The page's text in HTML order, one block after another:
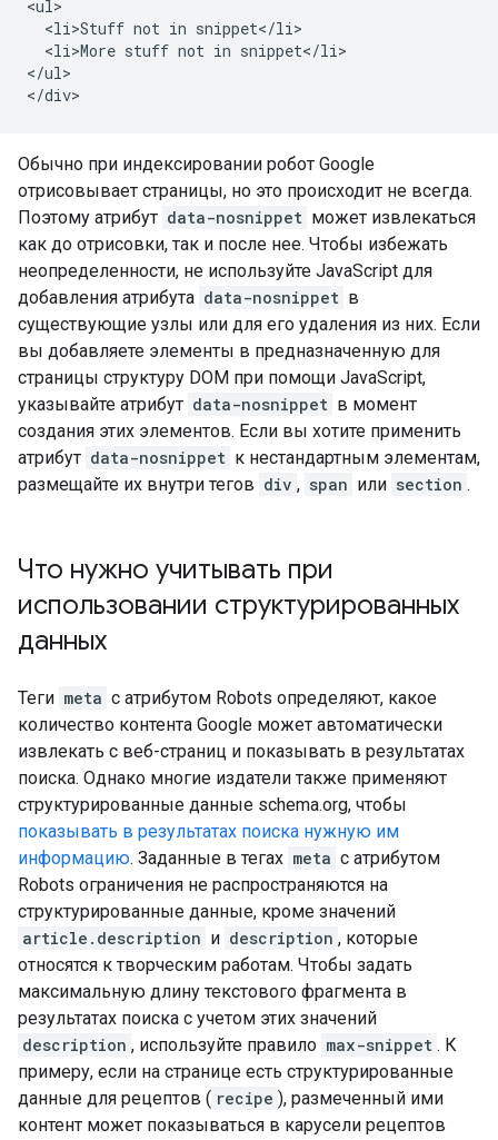
<ul>
  <li>Stuff not in snippet</li>
  <li>More stuff not in snippet</li>
</ul>
</div>
Обычно при индексировании робот Google
отрисовывает страницы, но это происходит не всегда.
Поэтому атрибут data-nosnippet может извлекаться
как до отрисовки, так и после нее. Чтобы избежать
неопределенности, не используйте JavaScript для
добавления атрибута data-nosnippet в
существующие узлы или для его удаления из них. Если
вы добавляете элементы в предназначенную для
страницы структуру DOM при помощи JavaScript,
указывайте атрибут data-nosnippet в момент
создания этих элементов. Если вы хотите применить
атрибут data-nosnippet к нестандартным элементам,
размещайте их внутри тегов div , span или section .
Что нужно учитывать при
использовании структурированных
данных
Теги meta с атрибутом Robots определяют, какое
количество контента Google может автоматически
извлекать с веб-страниц и показывать в результатах
поиска. Однако многие издатели также применяют
структурированные данные schema.org, чтобы
показывать в результатах поиска нужную им
информацию. Заданные в тегах meta с атрибутом
Robots ограничения не распространяются на
структурированные данные, кроме значений
article.description и description , которые
относятся к творческим работам. Чтобы задать
максимальную длину текстового фрагмента в
результатах поиска с учетом этих значений
description , используйте правило max-snippet . К
примеру, если на странице есть структурированные
данные для рецептов ( recipe ), размеченный ими
контент может показываться в карусели рецептов